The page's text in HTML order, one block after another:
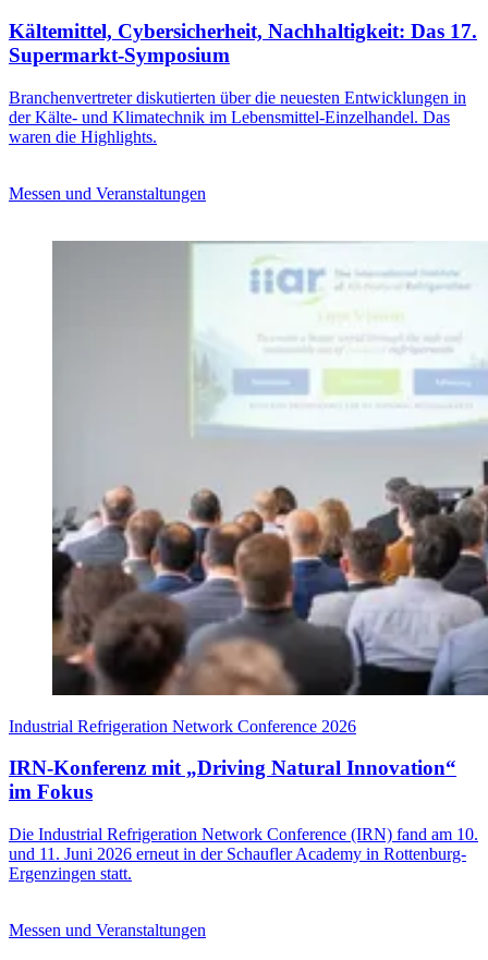
Kältemittel, Cybersicherheit, Nachhaltigkeit: Das 17.
Supermarkt-Symposium
Branchenvertreter diskutierten über die neuesten Entwicklungen in
der Kälte- und Klimatechnik im Lebensmittel-Einzelhandel. Das
waren die Highlights.
Messen und Veranstaltungen
Industrial Refrigeration Network Conference 2026
IRN-Konferenz mit „Driving Natural Innovation“
im Fokus
Die Industrial Refrigeration Network Conference (IRN) fand am 10.
und 11. Juni 2026 erneut in der Schaufler Academy in Rottenburg-
Ergenzingen statt.
Messen und Veranstaltungen